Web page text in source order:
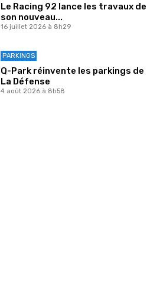
Le Racing 92 lance les travaux de
son nouveau...
16 juillet 2026 à 8h29
PARKINGS
Q-Park réinvente les parkings de
La Défense
4 août 2026 à 8h58